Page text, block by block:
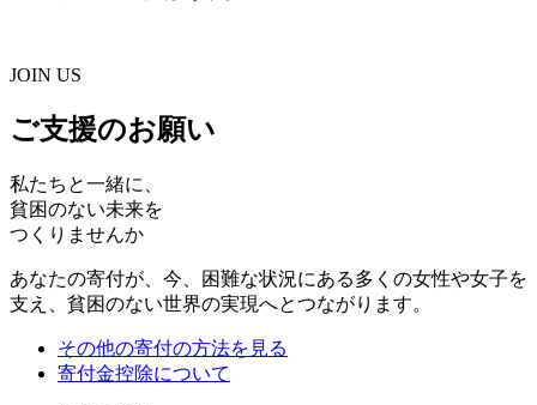
JOIN US
ご支援のお願い
私たちと一緒に、
貧困のない未来を
つくりませんか
あなたの寄付が、今、困難な状況にある多くの女性や女子を
支え、貧困のない世界の実現へとつながります。
その他の寄付の方法を見る
寄付金控除について